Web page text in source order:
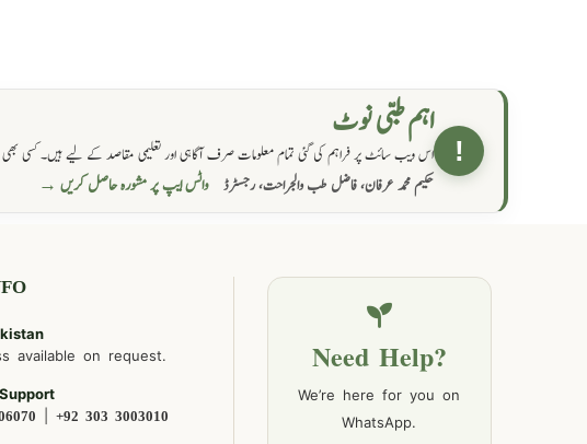
!
اہم طبی نوٹ
اس ویب سائٹ پر فراہم کی گئی تمام معلومات صرف آگاہی اور تعلیمی مقاصد کے لیے ہیں۔ کسی بھی
حکیم محمد عرفان، فاضل طب والجراحت، رجسٹرڈ واٹس ایپ پر مشورہ حاصل کریں →
available on request.
|+92 303 3003010
Need Help?
We’re here for you on
WhatsApp.